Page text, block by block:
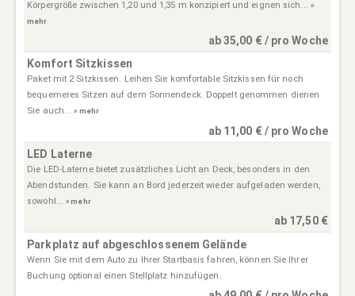
Körpergröße zwischen 1,20 und 1,35 m konzipiert und eignen sich... »
mehr
ab 35,00 € / pro Woche
Komfort Sitzkissen
Paket mit 2 Sitzkissen. Leihen Sie komfortable Sitzkissen für noch
bequemeres Sitzen auf dem Sonnendeck. Doppelt genommen dienen
Sie auch...» mehr
ab 11,00 € / pro Woche
LED Laterne
Die LED-Laterne bietet zusätzliches Licht an Deck, besonders in den
Abendstunden. Sie kann an Bord jederzeit wieder aufgeladen werden,
sowohl...» mehr
ab 17,50 €
Parkplatz auf abgeschlossenem Gelände
Wenn Sie mit dem Auto zu Ihrer Startbasis fahren, können Sie Ihrer
Buchung optional einen Stellplatz hinzufügen.